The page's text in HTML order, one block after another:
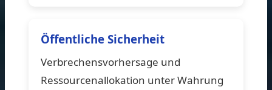
Öffentliche Sicherheit
Verbrechensvorhersage und
Ressourcenallokation unter Wahrung